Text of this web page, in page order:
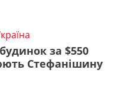
за $550
Стефанішину